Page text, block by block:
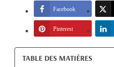
Facebook
Pinterest
TABLE DES MATIÈRES